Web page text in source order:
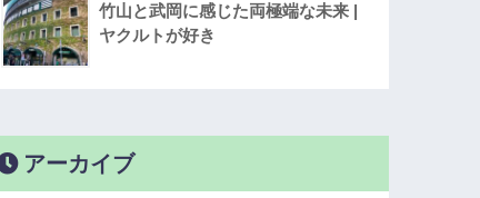
竹山と武岡に感じた両極端な未来 |
ヤクルトが好き
アーカイブ